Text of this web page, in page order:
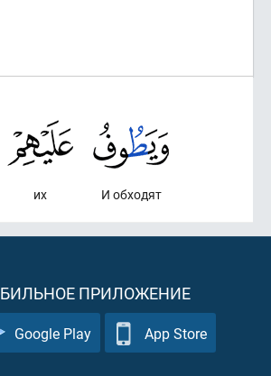
И обходят
их
ПРИЛОЖЕНИЕ
Google Play App Store